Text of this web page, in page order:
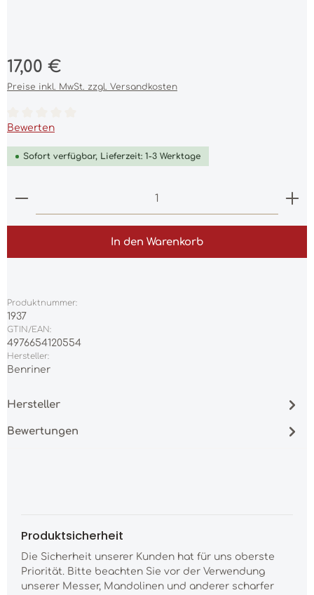
Regulärer Preis:
17,00 €
Preise inkl. MwSt. zzgl. Versandkosten
Durchschnittliche Bewertung von 0 von 5 Sternen
Bewerten
Sofort verfügbar, Lieferzeit: 1-3 Werktage
Produkt Anzahl: Gib den gewünschten Wert
In den Warenkorb
Produktnummer:
1937
GTIN/EAN:
4976654120554
Hersteller:
Benriner
Hersteller
Bewertungen
Produktsicherheit
Die Sicherheit unserer Kunden hat für uns oberste
Priorität. Bitte beachten Sie vor der Verwendung
unserer Messer, Mandolinen und anderer scharfer